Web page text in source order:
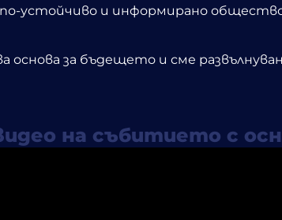
по-устойчиво и информирано
основа за бъдещето и сме
на събитието с